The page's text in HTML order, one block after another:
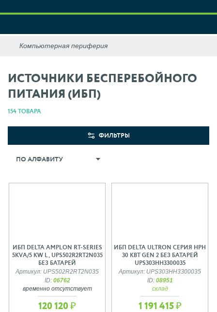
ИСТОЧНИКИ БЕСПЕРЕБОЙНОГО
ПИТАНИЯ (ИБП)
154 ТОВАРА
ФИЛЬТРЫ
ПО АЛФАВИТУ
ИБП DELTA AMPLON RT-SERIES
5KVА/5 KW L, UPS502R2RT2N035
БЕЗ БАТАРЕЙ
Артикул: UPS502R2RT2N035
ID: 06762
временно отсутствует
120 120 ₽
ИБП DELTA ULTRON СЕРИЯ HPH
30 КВТ GEN 2 БЕЗ БАТАРЕЙ
UPS303HH3300035
Артикул: UPS303HH3300035
ID: 08951
склад
1 191 415 ₽